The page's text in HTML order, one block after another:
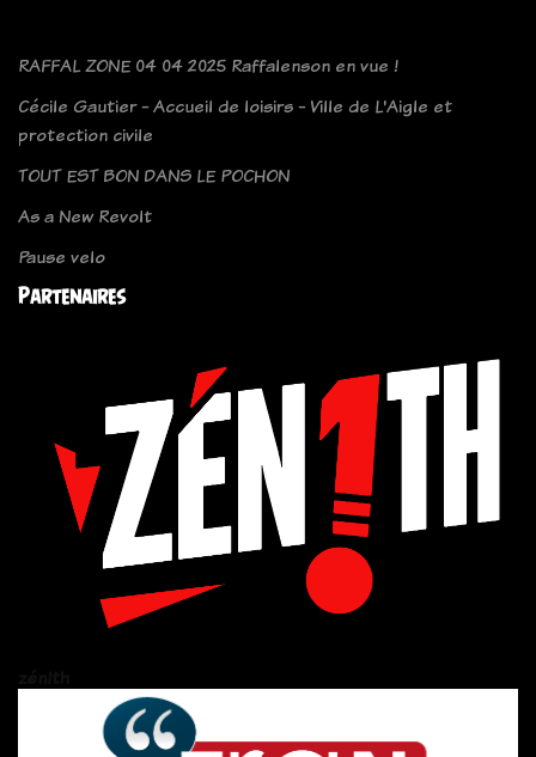
RAFFAL ZONE 04 04 2025 Raffalenson en vue !
Cécile Gautier - Accueil de loisirs - Ville de L'Aigle et
protection civile
TOUT EST BON DANS LE POCHON
As a New Revolt
Pause velo
Partenaires